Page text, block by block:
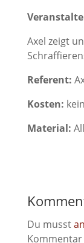
Axel zeigt
Referent:
Kosten:
Material:
Du musst
Kommentar